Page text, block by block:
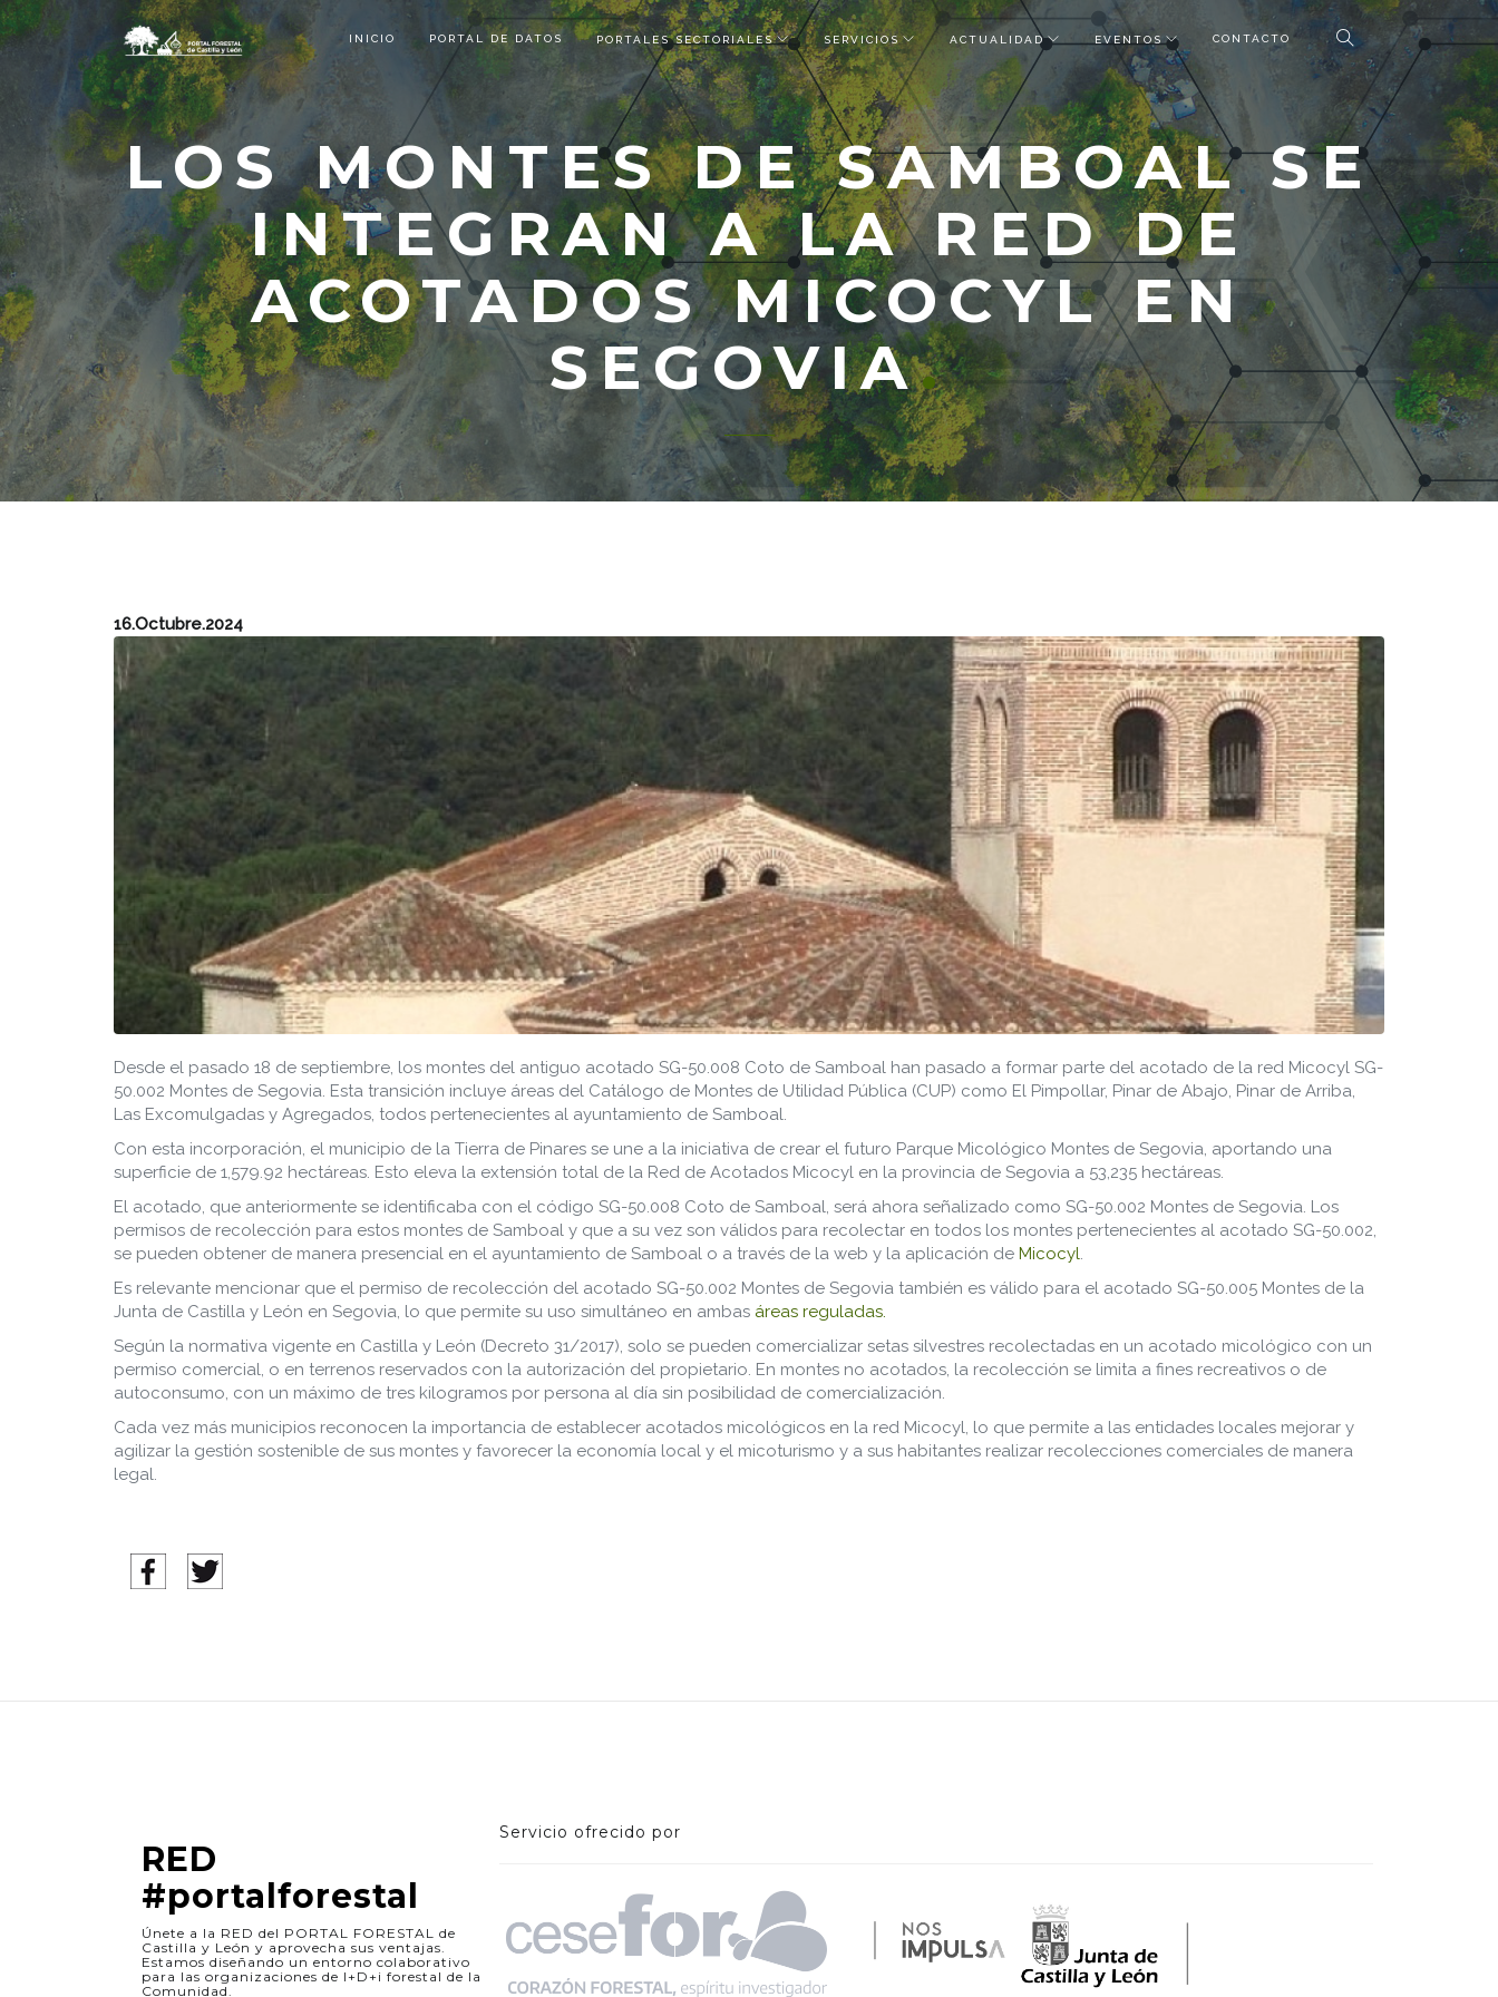
INICIO PORTAL DE DATOS PORTALES SECTORIALES SERVICIOS ACTUALIDAD EVENTOS CONTACTO
LOS MONTES DE SAMBOAL SE
INTEGRAN A LA RED DE
ACOTADOS MICOCYL EN
SEGOVIA
16.Octubre.2024
Desde el pasado 18 de septiembre, los montes del antiguo acotado SG-50.008 Coto de Samboal han pasado a formar parte del acotado de la red Micocyl SG-
50.002 Montes de Segovia. Esta transición incluye áreas del Catálogo de Montes de Utilidad Pública (CUP) como El Pimpollar, Pinar de Abajo, Pinar de Arriba,
Las Excomulgadas y Agregados, todos pertenecientes al ayuntamiento de Samboal.
Con esta incorporación, el municipio de la Tierra de Pinares se une a la iniciativa de crear el futuro Parque Micológico Montes de Segovia, aportando una
superficie de 1,579.92 hectáreas. Esto eleva la extensión total de la Red de Acotados Micocyl en la provincia de Segovia a 53,235 hectáreas.
El acotado, que anteriormente se identificaba con el código SG-50.008 Coto de Samboal, será ahora señalizado como SG-50.002 Montes de Segovia. Los
permisos de recolección para estos montes de Samboal y que a su vez son válidos para recolectar en todos los montes pertenecientes al acotado SG-50.002,
se pueden obtener de manera presencial en el ayuntamiento de Samboal o a través de la web y la aplicación de Micocyl.
Es relevante mencionar que el permiso de recolección del acotado SG-50.002 Montes de Segovia también es válido para el acotado SG-50.005 Montes de la
Junta de Castilla y León en Segovia, lo que permite su uso simultáneo en ambas áreas reguladas.
Según la normativa vigente en Castilla y León (Decreto 31/2017), solo se pueden comercializar setas silvestres recolectadas en un acotado micológico con un
permiso comercial, o en terrenos reservados con la autorización del propietario. En montes no acotados, la recolección se limita a fines recreativos o de
autoconsumo, con un máximo de tres kilogramos por persona al día sin posibilidad de comercialización.
Cada vez más municipios reconocen la importancia de establecer acotados micológicos en la red Micocyl, lo que permite a las entidades locales mejorar y
agilizar la gestión sostenible de sus montes y favorecer la economía local y el micoturismo y a sus habitantes realizar recolecciones comerciales de manera
legal.
RED
#portalforestal
Únete a la RED del PORTAL FORESTAL de
Castilla y León y aprovecha sus ventajas.
Estamos diseñando un entorno colaborativo
para las organizaciones de I+D+i forestal de la
Comunidad.
Servicio ofrecido por